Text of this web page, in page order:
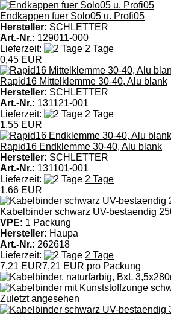
Endkappen fuer Solo05 u. Profi05
Hersteller: SCHLETTER
Art.-Nr.: 129011-000
Lieferzeit:
2 Tage
0,45 EUR
Rapid16 Mittelklemme 30-40, Alu blank
Hersteller: SCHLETTER
Art.-Nr.: 131121-001
Lieferzeit:
2 Tage
1,55 EUR
Rapid16 Endklemme 30-40, Alu blank
Hersteller: SCHLETTER
Art.-Nr.: 131101-001
Lieferzeit:
2 Tage
1,66 EUR
Kabelbinder schwarz UV-bestaendig
VPE: 1 Packung
Hersteller: Haupa
Art.-Nr.: 262618
Lieferzeit:
2 Tage
7,21 EUR7,21 EUR pro Packung
Zuletzt angesehen